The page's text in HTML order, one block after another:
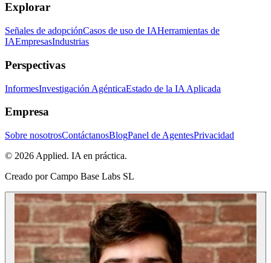
Explorar
Señales de adopciónCasos de uso de IAHerramientas de
IAEmpresasIndustrias
Perspectivas
InformesInvestigación AgénticaEstado de la IA Aplicada
Empresa
Sobre nosotrosContáctanosBlogPanel de AgentesPrivacidad
© 2026 Applied. IA en práctica.
Creado por Campo Base Labs SL